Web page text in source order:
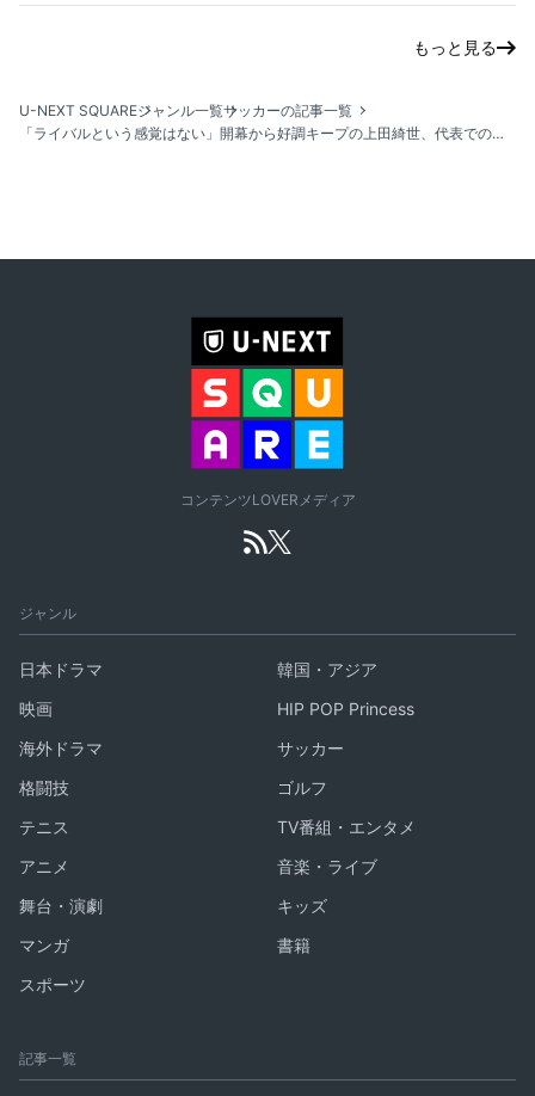
もっと見る
U-NEXT SQUAREジャンル一覧サッカーの記事一覧
「ライバルという感覚はない」開幕から好調キープの上田綺世、代表でのポジション争いや連携の鍵を語る｜サッカー日本代表強化試合 vs. メキシコ・アメリカ
コンテンツLOVERメディア
ジャンル
日本ドラマ
韓国・アジア
映画
HIP POP Princess
海外ドラマ
サッカー
格闘技
ゴルフ
テニス
TV番組・エンタメ
アニメ
音楽・ライブ
舞台・演劇
キッズ
マンガ
書籍
スポーツ
記事一覧